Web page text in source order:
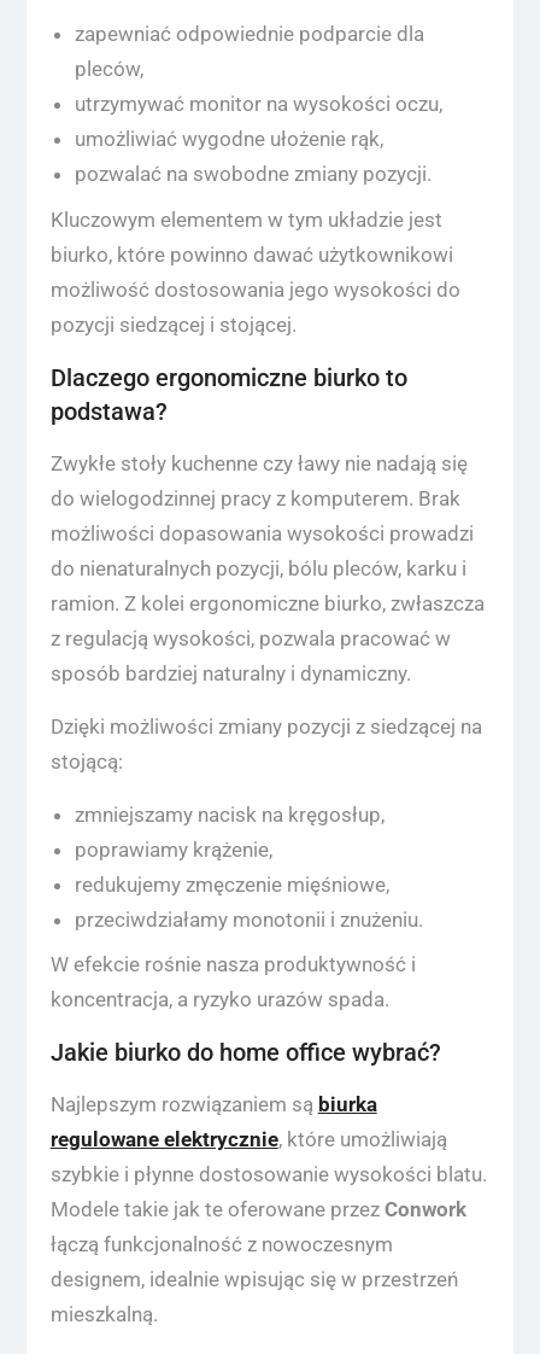
zapewniać odpowiednie podparcie dla
pleców,
utrzymywać monitor na wysokości oczu,
umożliwiać wygodne ułożenie rąk,
pozwalać na swobodne zmiany pozycji.
Kluczowym elementem w tym układzie jest
biurko, które powinno dawać użytkownikowi
możliwość dostosowania jego wysokości do
pozycji siedzącej i stojącej.
Dlaczego ergonomiczne biurko to
podstawa?
Zwykłe stoły kuchenne czy ławy nie nadają się
do wielogodzinnej pracy z komputerem. Brak
możliwości dopasowania wysokości prowadzi
do nienaturalnych pozycji, bólu pleców, karku i
ramion. Z kolei ergonomiczne biurko, zwłaszcza
z regulacją wysokości, pozwala pracować w
sposób bardziej naturalny i dynamiczny.
Dzięki możliwości zmiany pozycji z siedzącej na
stojącą:
zmniejszamy nacisk na kręgosłup,
poprawiamy krążenie,
redukujemy zmęczenie mięśniowe,
przeciwdziałamy monotonii i znużeniu.
W efekcie rośnie nasza produktywność i
koncentracja, a ryzyko urazów spada.
Jakie biurko do home office wybrać?
Najlepszym rozwiązaniem są biurka
regulowane elektrycznie, które umożliwiają
szybkie i płynne dostosowanie wysokości blatu.
Modele takie jak te oferowane przez Conwork
łączą funkcjonalność z nowoczesnym
designem, idealnie wpisując się w przestrzeń
mieszkalną.